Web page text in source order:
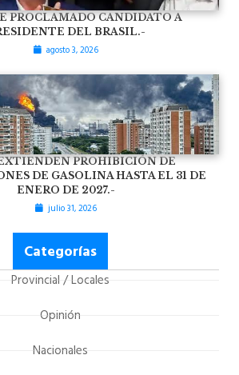
PROCLAMADO CANDIDATO A
DEL BRASIL.-
agosto 3, 2026
PROHIBICIÓN DE
DE GASOLINA HASTA EL 31 DE
ENERO DE 2027.-
julio 31, 2026
Categorías
Provincial / Locales
Opinión
Nacionales